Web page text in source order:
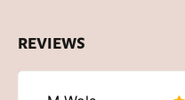
REVIEWS